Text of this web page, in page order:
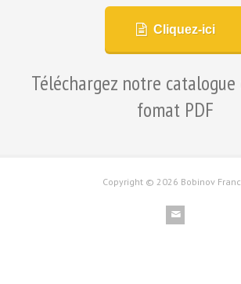
Cliquez-ici
Téléchargez notre
fomat PDF
Copyright © 2026 Bobinov